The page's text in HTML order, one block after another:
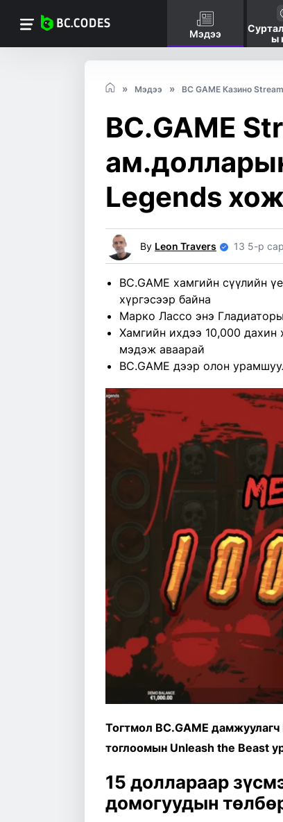
Мэдээ
ы
Мэдээ BC GAME Казино
BC.GAME
Legends
By Leon Travers 13 5-р
BC.GAME хамгийн сүүлийн
хүргэсээр байна
Марко Лассо энэ
Хамгийн ихдээ 10,000 дахин
мэдэж аваарай
BC.GAME дээр олон
Тогтмол BC.GAME
тоглоомын Unleash the Beast
15 доллараар
домогуудын